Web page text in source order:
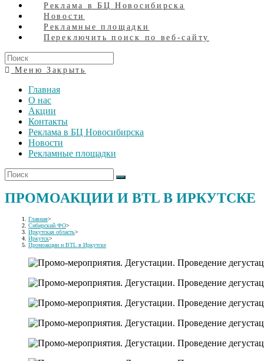
Реклама в БЦ Новосибирска
Новости
Рекламные площадки
Переключить поиск по веб-сайту
Меню Закрыть
Главная
О нас
Акции
Контакты
Реклама в БЦ Новосибирска
Новости
Рекламные площадки
ПРОМОАКЦИИ И BTL В ИРКУТСКЕ
Главная>
Сибирский ФО>
Иркутская область>
Иркутск>
Промоакции и BTL в Иркутске